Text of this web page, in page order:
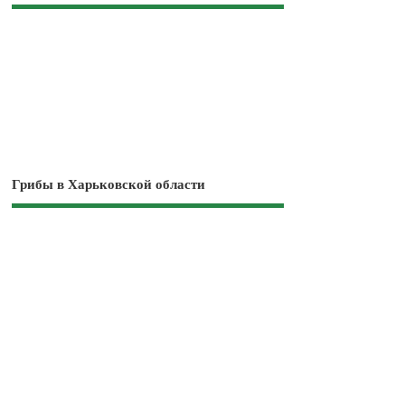
Грибы в Харьковской области